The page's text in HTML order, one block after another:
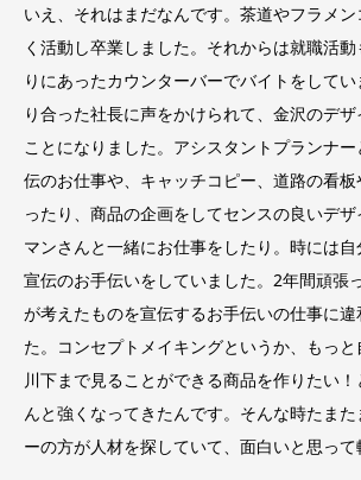
いえ、それはまだなんです。茶道やフラメ
く活動し卒業しました。それからは就職活
りにあったカウンターバーでバイトをして
り合った社長に声をかけられて、金沢のデ
ことになりました。アシスタントプランナ
伝のお仕事や、キャッチコピー、道路の看
ったり、商品の企画をしてセンスの良いデ
マンさんと一緒にお仕事をしたり。時には
宣伝のお手伝いをしていました。2年間頑張
が考えたものを宣伝するお手伝いの仕事に
た。コンセプトメイキングというか、もっ
川下まで見ることができる商品を作りたい
んと強くなってきたんです。そんな時たま
ーの方が人材を探していて、面白いと思って